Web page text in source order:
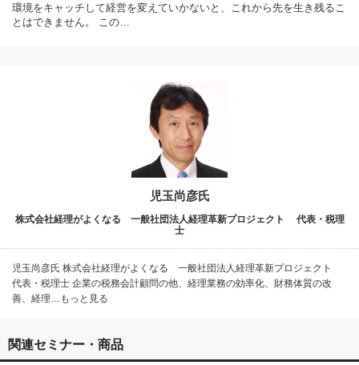
環境をキャッチして経営を変えていかないと、これから先を生き残るこ
とはできません。 この…
児玉尚彦氏
株式会社経理がよくなる 一般社団法人経理革新プロジェクト 代表・税理
士
児玉尚彦氏 株式会社経理がよくなる 一般社団法人経理革新プロジェクト
代表・税理士 企業の税務会計顧問の他、経理業務の効率化、財務体質の改
善、経理…もっと見る
関連セミナー・商品